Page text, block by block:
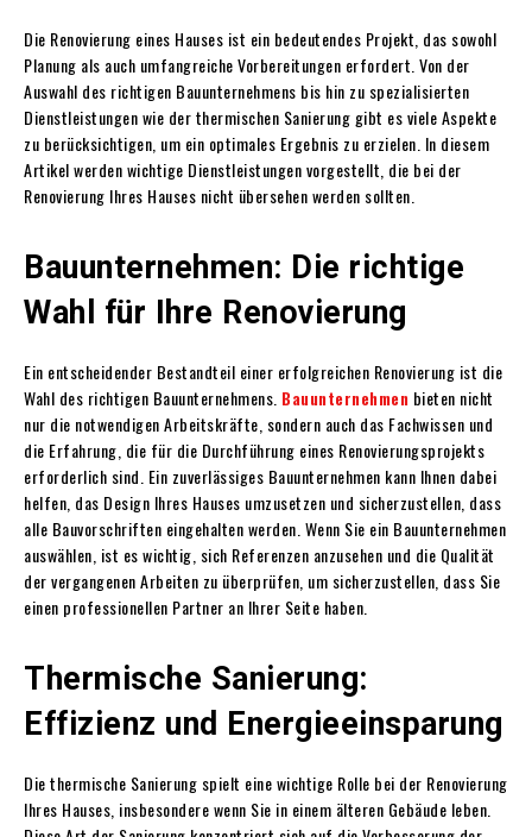
Die Renovierung eines Hauses ist ein bedeutendes Projekt, das sowohl
Planung als auch umfangreiche Vorbereitungen erfordert. Von der
Auswahl des richtigen Bauunternehmens bis hin zu spezialisierten
Dienstleistungen wie der thermischen Sanierung gibt es viele Aspekte
zu berücksichtigen, um ein optimales Ergebnis zu erzielen. In diesem
Artikel werden wichtige Dienstleistungen vorgestellt, die bei der
Renovierung Ihres Hauses nicht übersehen werden sollten.
Bauunternehmen: Die richtige
Wahl für Ihre Renovierung
Ein entscheidender Bestandteil einer erfolgreichen Renovierung ist die
Wahl des richtigen Bauunternehmens. Bauunternehmen bieten nicht
nur die notwendigen Arbeitskräfte, sondern auch das Fachwissen und
die Erfahrung, die für die Durchführung eines Renovierungsprojekts
erforderlich sind. Ein zuverlässiges Bauunternehmen kann Ihnen dabei
helfen, das Design Ihres Hauses umzusetzen und sicherzustellen, dass
alle Bauvorschriften eingehalten werden. Wenn Sie ein Bauunternehmen
auswählen, ist es wichtig, sich Referenzen anzusehen und die Qualität
der vergangenen Arbeiten zu überprüfen, um sicherzustellen, dass Sie
einen professionellen Partner an Ihrer Seite haben.
Thermische Sanierung:
Effizienz und Energieeinsparung
Die thermische Sanierung spielt eine wichtige Rolle bei der Renovierung
Ihres Hauses, insbesondere wenn Sie in einem älteren Gebäude leben.